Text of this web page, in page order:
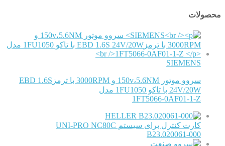
محصولات
SIEMENS
سروو موتور 150v،5.6NM و 3000RPM با ترمزEBD 1.6S
24V/20W با تاکو 1FU1050 مدل
1FT5066-0AF01-1-Z
HELLER
کارت کنترل برای سیستم UNI-PRO NC80C
B23.020061-000